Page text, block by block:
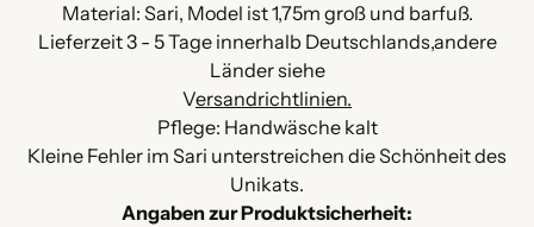
Material: Sari, Model ist 1,75m groß und barfuß.
Lieferzeit 3 - 5 Tage innerhalb Deutschlands,andere
Länder siehe
Versandrichtlinien.
Pflege: Handwäsche kalt
Kleine Fehler im Sari unterstreichen die Schönheit des
Unikats.
Angaben zur Produktsicherheit: